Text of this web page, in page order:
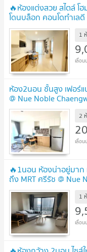
🔥ห้องแต่งสวย สไตล์ โ
โดนบล็อก คอนโดทำเล
Nue Noble
1
ห้อง2นอน ชั้นสูง เฟอร์
@ Nue Noble
2
🔥1นอน ห้องน่าอยู่มาก
ถึง MRT ศรีรัช @ Nue
1